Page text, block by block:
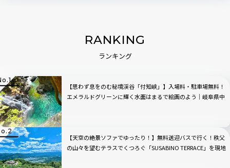
RANKING
ランキング
【思わず息をのむ秘境渓谷「付知峡」】入場料・駐車場無料！
エメラルドグリーンに輝く水面はまるで絵画のよう｜岐阜県中
【天空の絶景ソファでゆったり！】無料送迎バスで行く！秩父
の山々を望むテラスでくつろぐ「SUSABINO TERRACE」を現地